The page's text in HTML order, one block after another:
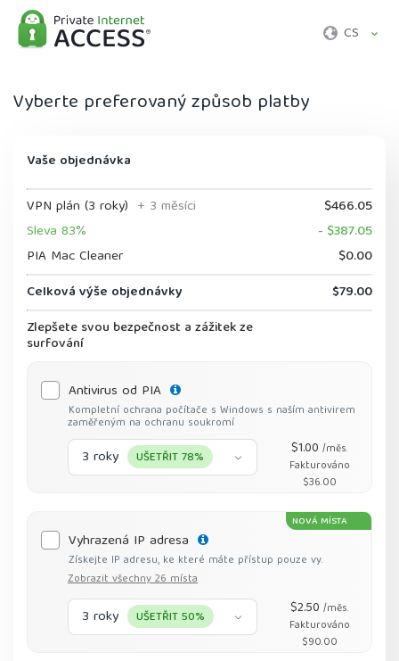
CS
Vyberte preferovaný způsob platby
Vaše objednávka
VPN plán (3 roky) + 3 měsíci
$466.05
Sleva 83%
- $387.05
PIA Mac Cleaner
$0.00
Celková výše objednávky
$79.00
Zlepšete svou bezpečnost a zážitek ze
surfování
Antivirus od PIA
Kompletní ochrana počítače s Windows s naším antivirem
zaměřeným na ochranu soukromí
3 roky UŠETŘIT 78% $1.00 /měs.
Fakturováno
$36.00
NOVÁ MÍSTA
Vyhrazená IP adresa
Získejte IP adresu, ke které máte přístup pouze vy.
Zobrazit všechny 26 místa
3 roky UŠETŘIT 50% $2.50 /měs.
Fakturováno
$90.00